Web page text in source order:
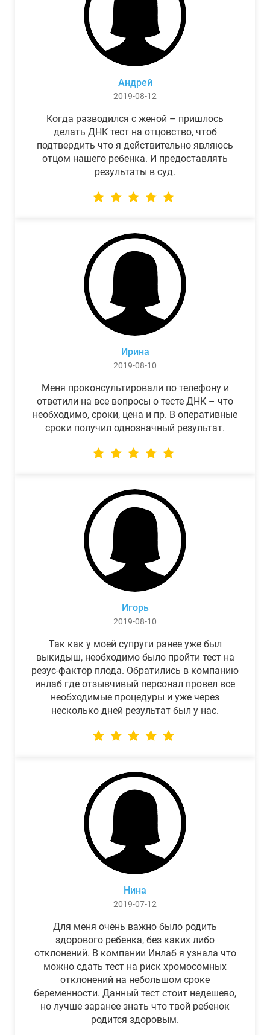
Андрей
2019-08-12
Когда разводился с женой – пришлось
делать ДНК тест на отцовство, чтоб
подтвердить что я действительно являюсь
отцом нашего ребенка. И предоставлять
результаты в суд.
Ирина
2019-08-10
Меня проконсультировали по телефону и
ответили на все вопросы о тесте ДНК – что
необходимо, сроки, цена и пр. В оперативные
сроки получил однозначный результат.
Игорь
2019-08-10
Так как у моей супруги ранее уже был
выкидыш, необходимо было пройти тест на
резус-фактор плода. Обратились в компанию
инлаб где отзывчивый персонал провел все
необходимые процедуры и уже через
несколько дней результат был у нас.
Нина
2019-07-12
Для меня очень важно было родить
здорового ребенка, без каких либо
отклонений. В компании Инлаб я узнала что
можно сдать тест на риск хромосомных
отклонений на небольшом сроке
беременности. Данный тест стоит недешево,
но лучше заранее знать что твой ребенок
родится здоровым.